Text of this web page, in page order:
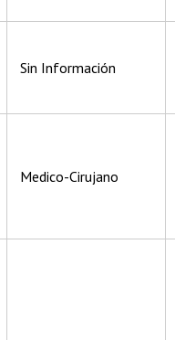
Sin Información
Medico-Cirujano